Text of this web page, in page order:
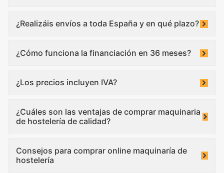
¿Realizáis envíos a toda España y en qué plazo?
¿Cómo funciona la financiación en 36 meses?
¿Los precios incluyen IVA?
¿Cuáles son las ventajas de comprar maquinaria
de hostelería de calidad?
Consejos para comprar online maquinaría de
hostelería